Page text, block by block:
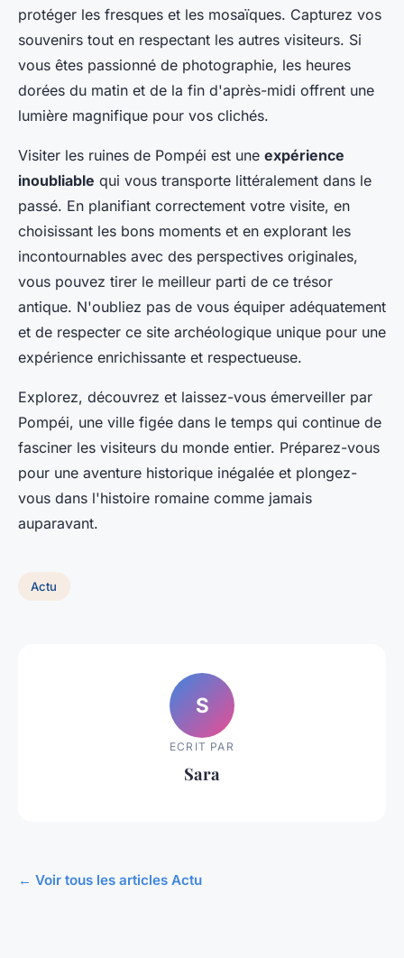
protéger les fresques et les mosaïques. Capturez vos
souvenirs tout en respectant les autres visiteurs. Si
vous êtes passionné de photographie, les heures
dorées du matin et de la fin d'après-midi offrent une
lumière magnifique pour vos clichés.
Visiter les ruines de Pompéi est une expérience
inoubliable qui vous transporte littéralement dans le
passé. En planifiant correctement votre visite, en
choisissant les bons moments et en explorant les
incontournables avec des perspectives originales,
vous pouvez tirer le meilleur parti de ce trésor
antique. N'oubliez pas de vous équiper adéquatement
et de respecter ce site archéologique unique pour une
expérience enrichissante et respectueuse.
Explorez, découvrez et laissez-vous émerveiller par
Pompéi, une ville figée dans le temps qui continue de
fasciner les visiteurs du monde entier. Préparez-vous
pour une aventure historique inégalée et plongez-
vous dans l'histoire romaine comme jamais
auparavant.
Actu
S
ECRIT PAR
Sara
← Voir tous les articles Actu